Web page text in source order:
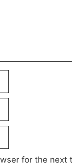
for the next